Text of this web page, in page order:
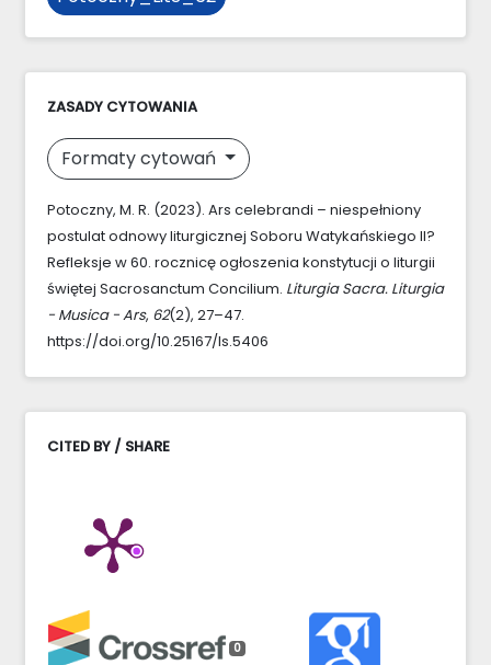
ZASADY CYTOWANIA
Formaty cytowań
Potoczny, M. R. (2023). Ars celebrandi – niespełniony
postulat odnowy liturgicznej Soboru Watykańskiego II?
Refleksje w 60. rocznicę ogłoszenia konstytucji o liturgii
świętej Sacrosanctum Concilium. Liturgia Sacra. Liturgia
- Musica - Ars, 62(2), 27–47.
https://doi.org/10.25167/ls.5406
CITED BY / SHARE
0